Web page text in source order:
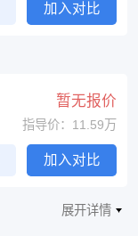
加入对比
暂无报价
指导价：11.59万
加入对比
展开详情